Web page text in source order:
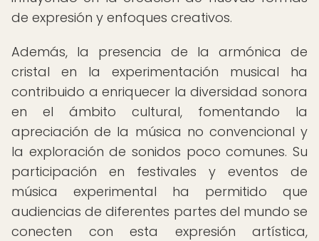
de expresión y enfoques creativos.
Además, la presencia de la armónica de
cristal en la experimentación musical ha
contribuido a enriquecer la diversidad sonora
en el ámbito cultural, fomentando la
apreciación de la música no convencional y
la exploración de sonidos poco comunes. Su
participación en festivales y eventos de
música experimental ha permitido que
audiencias de diferentes partes del mundo se
conecten con esta expresión artística,